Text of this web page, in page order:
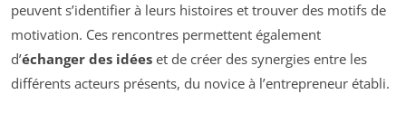
peuvent s’identifier à leurs histoires et trouver des motifs de
motivation. Ces rencontres permettent également
d’échanger des idées et de créer des synergies entre les
différents acteurs présents, du novice à l’entrepreneur établi.